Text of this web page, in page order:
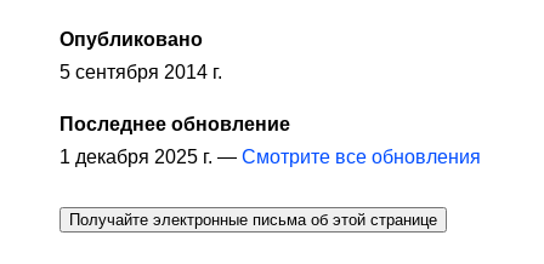
Опубликовано
5 сентября 2014 г.
Последнее обновление
1 декабря 2025 г. — Смотрите все обновления
Получайте электронные письма об этой странице